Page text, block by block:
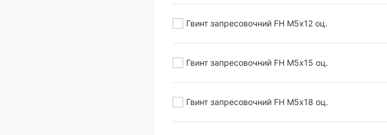
Гвинт запресовочний FH М5х12 оц.
Гвинт запресовочний FH М5х15 оц.
Гвинт запресовочний FH М5х18 оц.